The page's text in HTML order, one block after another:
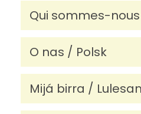
Qui sommes-
O nas / Polsk
Mijá birra /